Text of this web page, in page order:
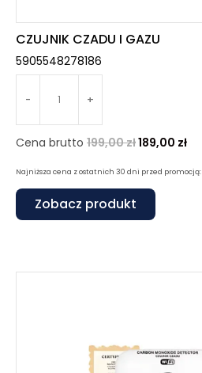
CZUJNIK CZADU I GAZU
5905548278186
- +
Cena brutto 199,00zł189,00 zł
Najniższa cena z ostatnich 30 dni przed promocją:
Zobacz produkt